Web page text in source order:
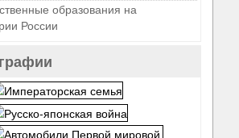
образования на
России